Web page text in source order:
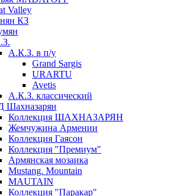
Valley
КЗ
А.К.З. в п/у
Grand Sargis
URARTU
Avetis
А.К.З. классический
Шахназарян
Коллекция ШАХНАЗАРЯН
Жемчужина Армении
Коллекция Гаясон
Коллекция "Премиум"
Армянская мозаика
Mustang. Mountain
MAUTAIN
Коллекция "Паракар"